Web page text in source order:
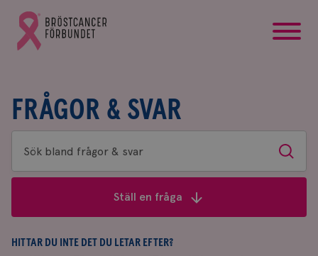
Gå
till
Bröstcancerförbundets
FRÅGOR & SVAR
Sök
bland
&
svar
Sök
Ställ en fråga
HITTAR DU INTE DET DU LETAR EFTER?